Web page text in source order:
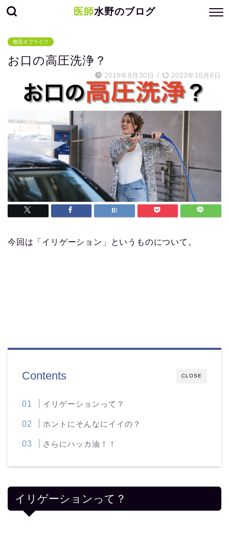
医師水野のブログ
糖質オフライフ
お口の高圧洗浄？
2019年8月30日 / 2023年10月6日
今回は「イリゲーション」というものについて。
CLOSE
Contents
イリゲーションって？
ホントにそんなにイイの？
さらにハッカ油！！
イリゲーションって？